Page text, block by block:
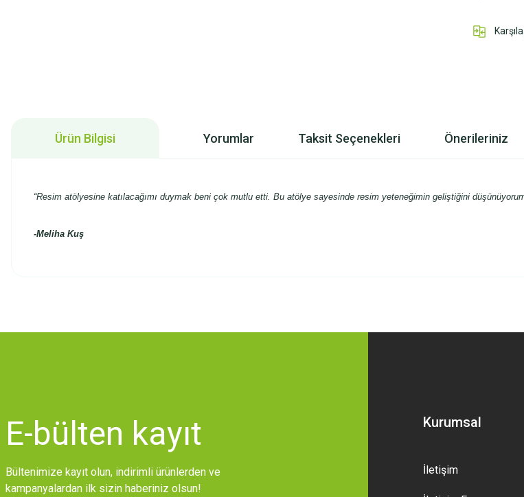
Ürün Bilgisi Yorumlar Taksit Seçenekleri Önerileriniz
“Resim atölyesine katılacağımı duymak beni çok mutlu etti. Bu atölye sayesinde resim yeteneğimin geliştiğini
-Meliha Kuş
Bu ürüne ilk yorumu siz yapın!
Bu ürüne benzer farklı alternatifler olmalı.
E-bülten kayıt
Bültenimize kayıt olun, indirimli ürünlerden ve
kampanyalardan ilk sizin haberiniz olsun!
Kurumsal
İletişim